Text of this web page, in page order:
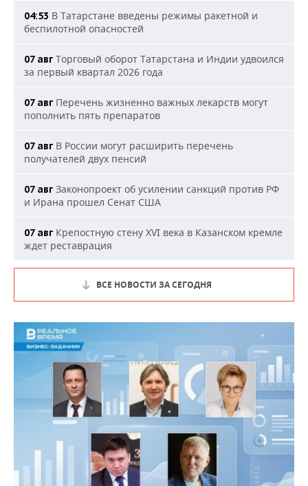
04:53 В Татарстане введены режимы ракетной и
беспилотной опасностей
07 авг Торговый оборот Татарстана и Индии удвоился
за первый квартал 2026 года
07 авг Перечень жизненно важных лекарств могут
пополнить пять препаратов
07 авг В России могут расширить перечень
получателей двух пенсий
07 авг Законопроект об усилении санкций против РФ
и Ирана прошел Сенат США
07 авг Крепостную стену XVI века в Казанском кремле
ждет реставрация
ВСЕ НОВОСТИ ЗА СЕГОДНЯ